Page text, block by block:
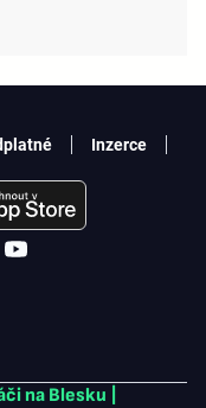
na Blesku
Inzerce